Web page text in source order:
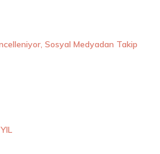
Sosyal Medyadan Takip